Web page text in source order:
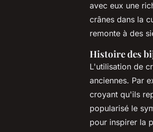
avec eux une
crânes dans la
remonte à des
Histoire des
L'utilisation de
anciennes. Par
croyant qu'ils
popularisé le
pour inspirer la